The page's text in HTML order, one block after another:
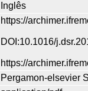
Inglês
https://
DOI:10.1016/
https://
Pergamon-elsevier